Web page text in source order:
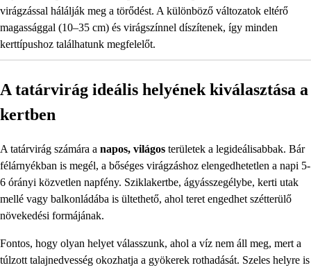
virágzással hálálják meg a törődést. A különböző változatok eltérő
magassággal (10–35 cm) és virágszínnel díszítenek, így minden
kerttípushoz találhatunk megfelelőt.
A tatárvirág ideális helyének kiválasztása a
kertben
A tatárvirág számára a napos, világos területek a legideálisabbak. Bár
félárnyékban is megél, a bőséges virágzáshoz elengedhetetlen a napi 5-
6 órányi közvetlen napfény. Sziklakertbe, ágyásszegélybe, kerti utak
mellé vagy balkonládába is ültethető, ahol teret engedhet szétterülő
növekedési formájának.
Fontos, hogy olyan helyet válasszunk, ahol a víz nem áll meg, mert a
túlzott talajnedvesség okozhatja a gyökerek rothadását. Szeles helyre is